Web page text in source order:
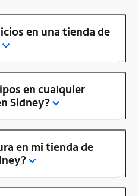
en una tienda de
en cualquier
Sidney?
en mi tienda de